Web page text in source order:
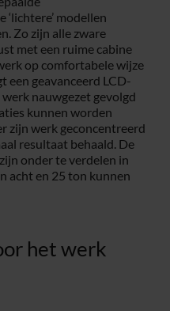
modellen
Zo zijn alle zware
met een ruime cabine
op comfortabele wijze
een geavanceerd LCD-
nauwgezet gevolgd
kunnen worden
zijn werk geconcentreerd
resultaat behaald. De
onder te verdelen in
acht en 25 ton kunnen
het werk